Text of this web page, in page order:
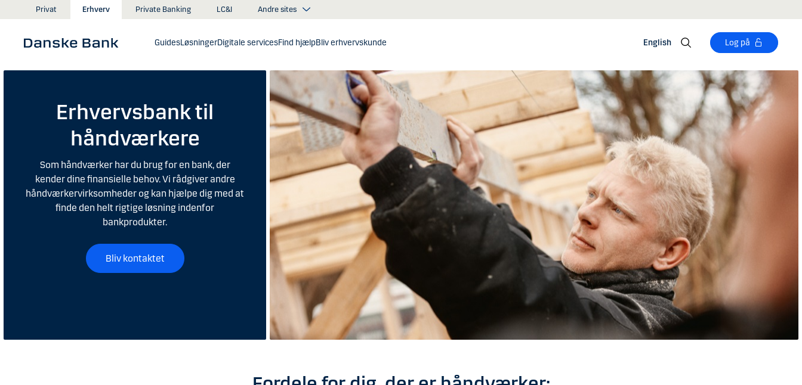
Gå til hovedindhold
Privat Erhverv Private Banking LC&I Andre sites
GuidesLøsningerDigitale servicesFind hjælpBliv erhvervskunde English Log på
Erhvervsbank til
håndværkere
Som håndværker har du brug for en bank, der
kender dine finansielle behov. Vi rådgiver andre
håndværkervirksomheder og kan hjælpe dig med at
finde den helt rigtige løsning indenfor
bankprodukter.
Bliv kontaktet